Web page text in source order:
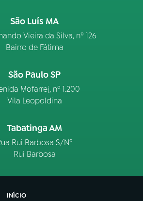
São Luís MA
Vieira da Silva, nº 126
Bairro de Fátima
São Paulo SP
Mofarrej, nº 1.200
Vila Leopoldina
Tabatinga AM
Rui Barbosa S/Nº
Rui Barbosa
INÍCIO